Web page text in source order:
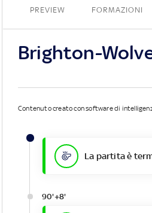
PREVIEW FORMAZIONI
Brighton-
Contenuto creato con software di
La partita è
90'+8'